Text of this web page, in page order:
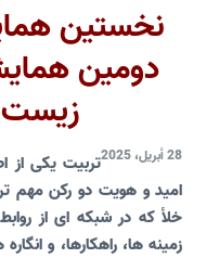
نخستین
دومین
28 أبريل، 2025
تربیت یکی از
امید و هویت دو رکن مهم
خلأ که در شبکه ای از
زمینه ها، راهکارها، و